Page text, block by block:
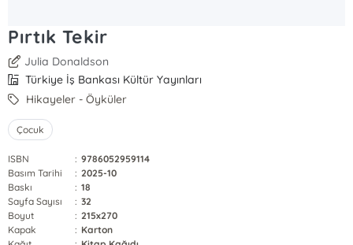
Pırtık Tekir
Julia Donaldson
Türkiye İş Bankası Kültür Yayınları
Hikayeler - Öyküler
Çocuk
ISBN : 9786052959114
Basım Tarihi
: 2025-10
Baskı
: 18
Sayfa Sayısı
: 32
Boyut
: 215x270
Kapak
: Karton